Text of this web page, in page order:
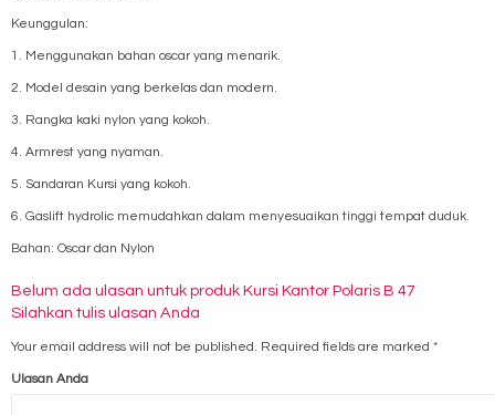
Keunggulan:
1. Menggunakan bahan oscar yang menarik.
2. Model desain yang berkelas dan modern.
3. Rangka kaki nylon yang kokoh.
4. Armrest yang nyaman.
5. Sandaran Kursi yang kokoh.
6. Gaslift hydrolic memudahkan dalam menyesuaikan tinggi tempat duduk.
Bahan: Oscar dan Nylon
Belum ada ulasan untuk produk Kursi Kantor Polaris B 47
Silahkan tulis ulasan Anda
Your email address will not be published. Required fields are marked *
Ulasan Anda